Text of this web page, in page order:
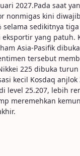
2027.Pada saat
nonmigas kini
sedikitnya
yang
Asia-Pasifik
tersebut
225 dibuka
kecil Kosdaq
level 25.207, lebih
meremehkan